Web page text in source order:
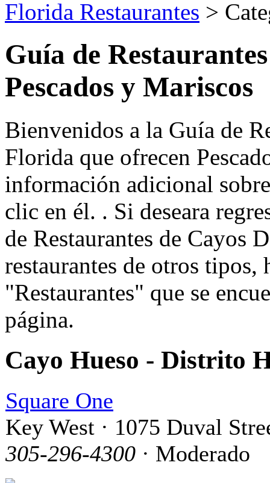
Florida Restaurantes >
Guía de
Pescados y Mariscos
Bienvenidos a la Guía de
Florida que ofrecen
información adicional
clic en él. . Si deseara
de Restaurantes de Cayos
restaurantes de otros
"Restaurantes" que se
página.
Cayo Hueso - Distrito
Square One
Key West · 1075 Duval
305-296-4300 · Moderado